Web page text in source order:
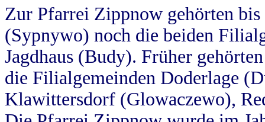
Zur Pfarrei Zippnow gehörten
(Sypnywo) noch die beiden
Jagdhaus (Budy). Früher
die Filialgemeinden Doderlage
Klawittersdorf (Glowaczewo),